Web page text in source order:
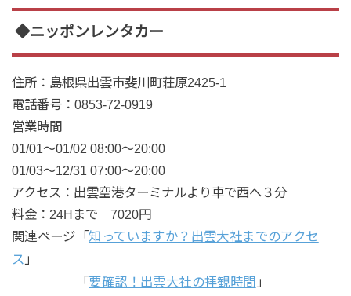
◆ニッポンレンタカー
住所：島根県出雲市斐川町荘原2425-1
電話番号：0853-72-0919
営業時間
01/01～01/02 08:00～20:00
01/03～12/31 07:00～20:00
アクセス ：出雲空港ターミナルより車で西へ３分
料金： 24Hまで 7020円
関連ページ「知っていますか？出雲大社までのアクセ
ス 」
「 要確認！出雲大社の拝観時間 」